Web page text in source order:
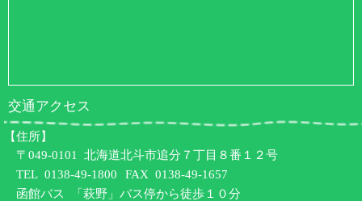
交通アクセス
【住所】
〒049-0101 北海道北斗市追分７丁目８番１２号
TEL 0138-49-1800
FAX 0138-49-1657
函館バス 「萩野」バス停から徒歩１０分